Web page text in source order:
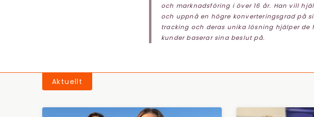
och marknadsföring i över 16 år. Han vill
och uppnå en högre konverteringsgrad på
tracking och deras unika lösning hjälper de
kunder baserar sina beslut på.
Aktuellt